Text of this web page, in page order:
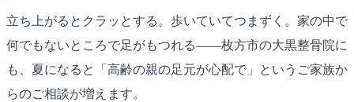
立ち上がるとクラッとする。歩いていてつまずく。家の中で
何でもないところで足がもつれる——枚方市の大黒整骨院に
も、夏になると「高齢の親の足元が心配で」というご家族か
らのご相談が増えます。